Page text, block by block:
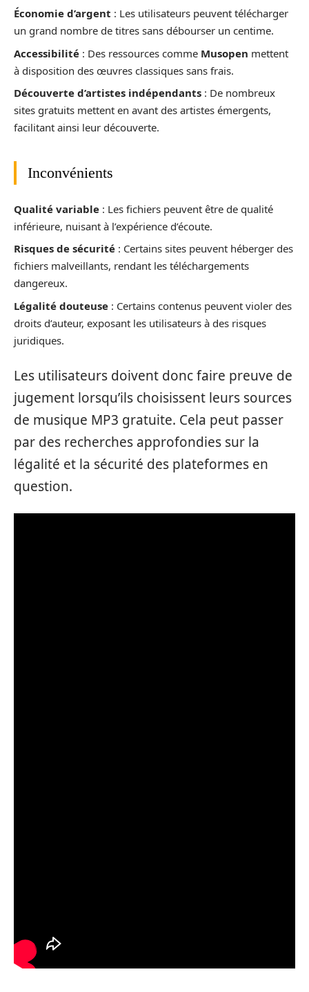
Économie d’argent : Les utilisateurs peuvent télécharger
un grand nombre de titres sans débourser un centime.
Accessibilité : Des ressources comme Musopen mettent
à disposition des œuvres classiques sans frais.
Découverte d’artistes indépendants : De nombreux
sites gratuits mettent en avant des artistes émergents,
facilitant ainsi leur découverte.
Inconvénients
Qualité variable : Les fichiers peuvent être de qualité
inférieure, nuisant à l’expérience d’écoute.
Risques de sécurité : Certains sites peuvent héberger des
fichiers malveillants, rendant les téléchargements
dangereux.
Légalité douteuse : Certains contenus peuvent violer des
droits d’auteur, exposant les utilisateurs à des risques
juridiques.
Les utilisateurs doivent donc faire preuve de
jugement lorsqu’ils choisissent leurs sources
de musique MP3 gratuite. Cela peut passer
par des recherches approfondies sur la
légalité et la sécurité des plateformes en
question.